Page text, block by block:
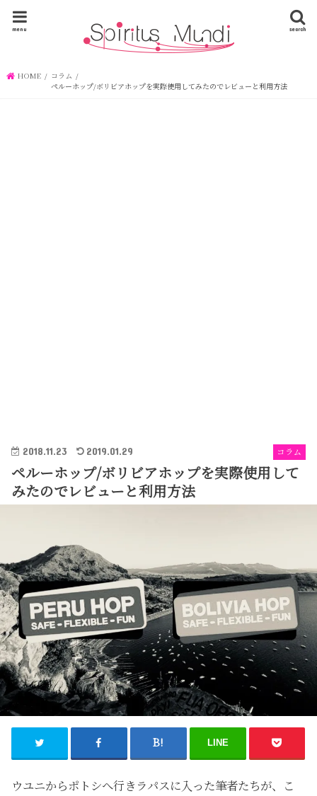
search
menu
HOME
コラム
ペルーホップ/ボリビアホップを実際使用してみたのでレビューと利用方法
コラム
2018.11.23 2019.01.29
ペルーホップ/ボリビアホップを実際使用して
みたのでレビューと利用方法
LINE
ウユニからポトシへ行きラパスに入った筆者たちが、こ